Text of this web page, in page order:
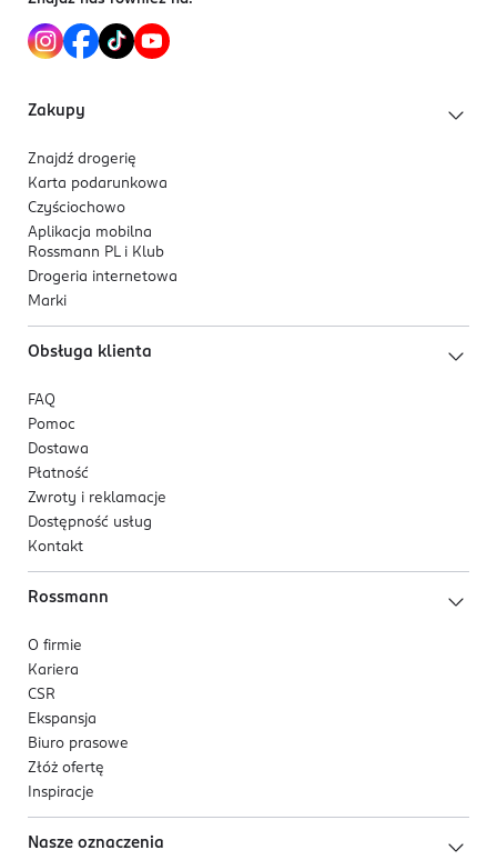
Zakupy
Znajdź drogerię
Karta podarunkowa
Czyściochowo
Aplikacja mobilna
Rossmann PL i Klub
Drogeria internetowa
Marki
Obsługa klienta
FAQ
Pomoc
Dostawa
Płatność
Zwroty i reklamacje
Dostępność usług
Kontakt
Rossmann
O firmie
Kariera
CSR
Ekspansja
Biuro prasowe
Złóż ofertę
Inspiracje
Nasze oznaczenia